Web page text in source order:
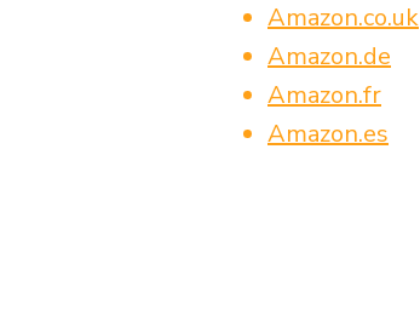
Amazon.co.uk
Amazon.de
Amazon.fr
Amazon.es